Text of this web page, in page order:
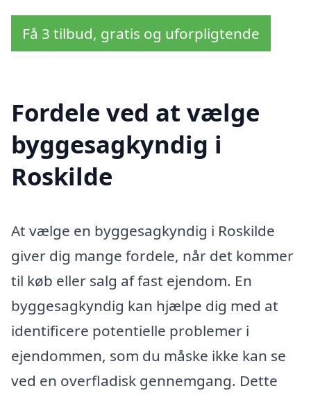
Få 3 tilbud, gratis og uforpligtende
Fordele ved at vælge
byggesagkyndig i
Roskilde
At vælge en byggesagkyndig i Roskilde
giver dig mange fordele, når det kommer
til køb eller salg af fast ejendom. En
byggesagkyndig kan hjælpe dig med at
identificere potentielle problemer i
ejendommen, som du måske ikke kan se
ved en overfladisk gennemgang. Dette